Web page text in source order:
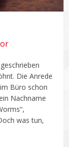
Die Anrede
Büro schon
Nachname
was tun,